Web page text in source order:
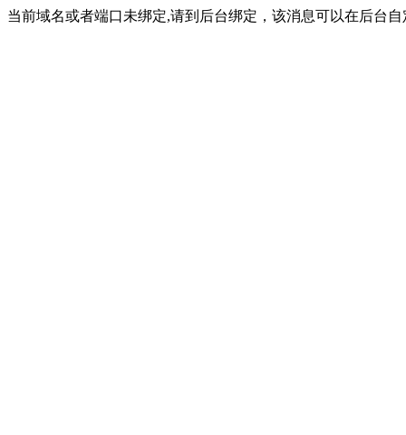
当前域名或者端口未绑定,请到后台绑定，该消息可以在后台自